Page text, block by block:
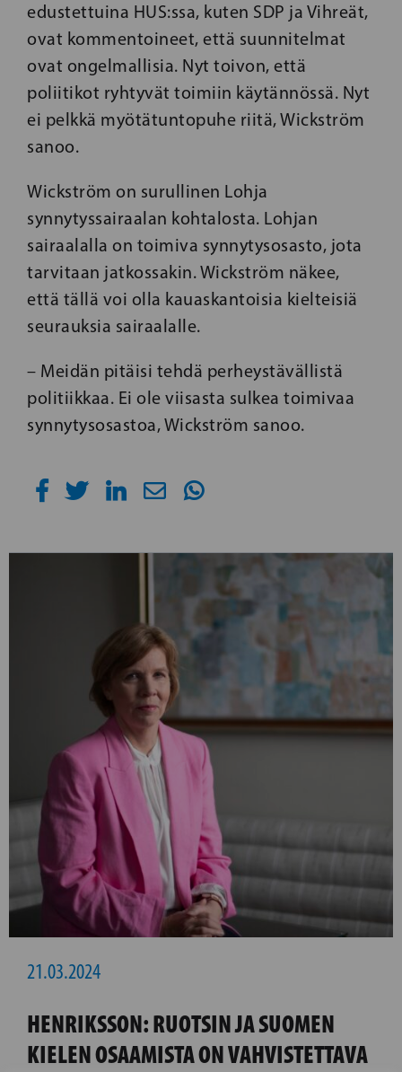
edustettuina HUS:ssa, kuten SDP ja Vihreät,
ovat kommentoineet, että suunnitelmat
ovat ongelmallisia. Nyt toivon, että
poliitikot ryhtyvät toimiin käytännössä. Nyt
ei pelkkä myötätuntopuhe riitä, Wickström
sanoo.
Wickström on surullinen Lohja
synnytyssairaalan kohtalosta. Lohjan
sairaalalla on toimiva synnytysosasto, jota
tarvitaan jatkossakin. Wickström näkee,
että tällä voi olla kauaskantoisia kielteisiä
seurauksia sairaalalle.
– Meidän pitäisi tehdä perheystävällistä
politiikkaa. Ei ole viisasta sulkea toimivaa
synnytysosastoa, Wickström sanoo.
21.03.2024
HENRIKSSON: RUOTSIN JA SUOMEN
KIELEN OSAAMISTA ON VAHVISTETTAVA